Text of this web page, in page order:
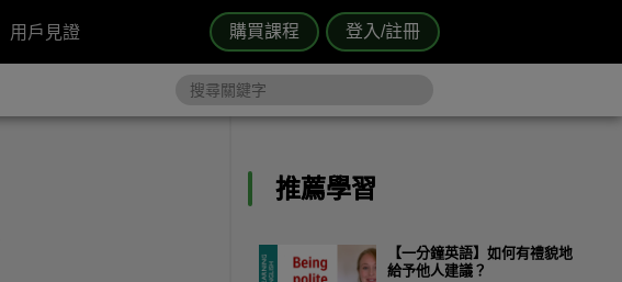
購買課程 登入/註冊
用戶見證
推薦學習
【一分鐘英語】如何有禮貌地
給予他人建議？